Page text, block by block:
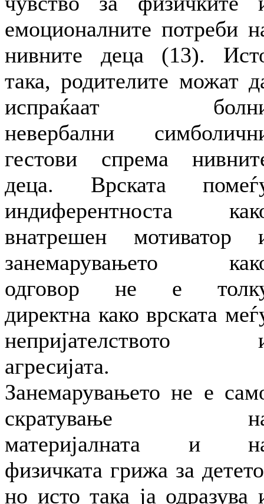
емоционалните потреби
нивните деца (13).
така, родителите можат
испраќаат
невербални
гестови спрема
деца. Врската
индиферентноста
внатрешен мотиватор
занемарувањето
одговор не е
директна како врската
непријателството
агресијата.
Занемарувањето не е
скратување
материјалната и
физичката грижа за
но исто така ја одразува